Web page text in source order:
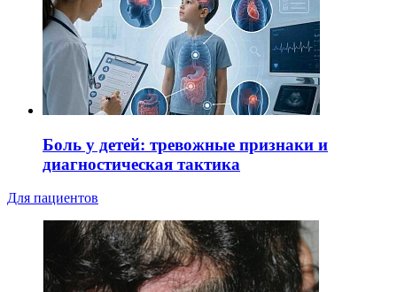
Боль у детей: тревожные признаки и
диагностическая тактика
Для пациентов